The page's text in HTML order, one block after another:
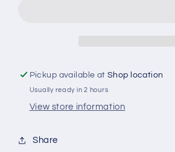
Pickup available atShop location
Usually ready in 2 hours
View store information
Share